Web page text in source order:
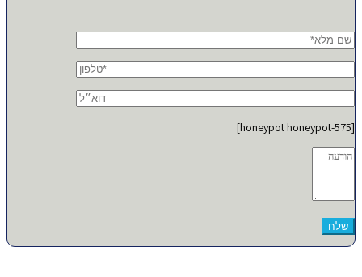
[honeypot honeypot-575]